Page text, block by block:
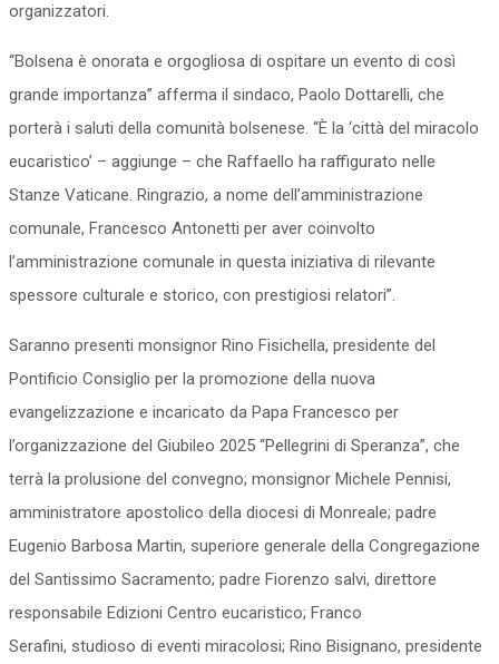
organizzatori.
“Bolsena è onorata e orgogliosa di ospitare un evento di così
grande importanza” afferma il sindaco, Paolo Dottarelli, che
porterà i saluti della comunità bolsenese. “È la ‘città del miracolo
eucaristico’ – aggiunge – che Raffaello ha raffigurato nelle
Stanze Vaticane. Ringrazio, a nome dell’amministrazione
comunale, Francesco Antonetti per aver coinvolto
l’amministrazione comunale in questa iniziativa di rilevante
spessore culturale e storico, con prestigiosi relatori”.
Saranno presenti monsignor Rino Fisichella, presidente del
Pontificio Consiglio per la promozione della nuova
evangelizzazione e incaricato da Papa Francesco per
l’organizzazione del Giubileo 2025 “Pellegrini di Speranza”, che
terrà la prolusione del convegno; monsignor Michele Pennisi,
amministratore apostolico della diocesi di Monreale; padre
Eugenio Barbosa Martin, superiore generale della Congregazione
del Santissimo Sacramento; padre Fiorenzo salvi, direttore
responsabile Edizioni Centro eucaristico; Franco
Serafini, studioso di eventi miracolosi; Rino Bisignano, presidente